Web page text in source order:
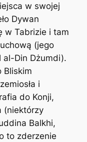
w swojej
Dywan
w Tabrizie i tam
(jego
al-Din Dżumdi).
Bliskim
i
do Konji,
(niektórzy
Balkhi,
to zderzenie